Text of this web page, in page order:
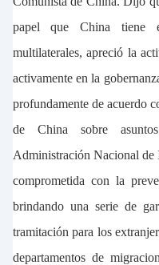
papel que China tiene
multilaterales, apreció la
activamente en la
profundamente de acuerdo
de China sobre
Administración Nacional de
comprometida con la
brindando una serie de
tramitación para los
departamentos de